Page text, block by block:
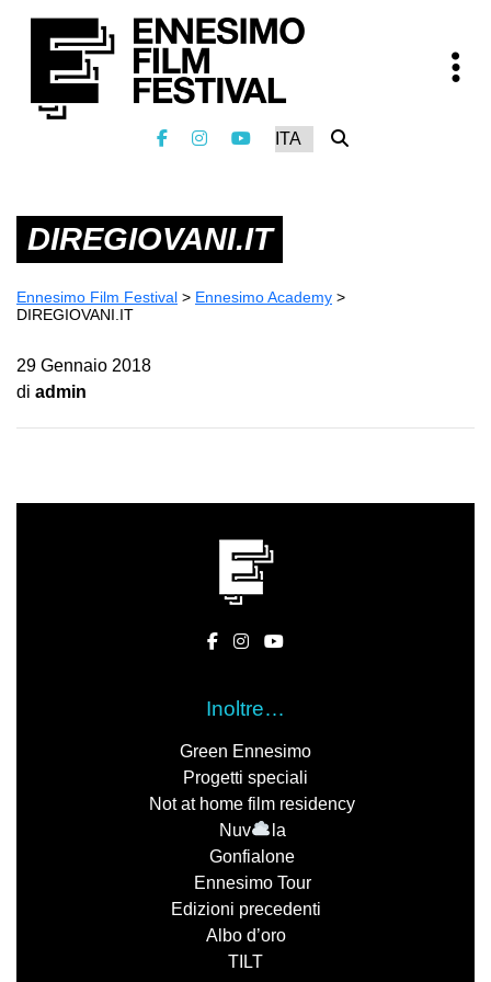
DIREGIOVANI.IT
Ennesimo Film Festival > Ennesimo Academy >
DIREGIOVANI.IT
29 Gennaio 2018
di admin
Inoltre…
Green Ennesimo
Progetti speciali
Not at home film residency
Nuv
la
Gonfialone
Ennesimo Tour
Edizioni precedenti
Albo d’oro
TILT